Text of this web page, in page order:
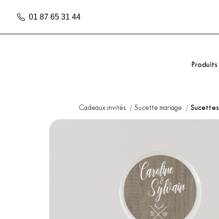
01 87 65 31 44
Produits
Cadeaux invités Sucette mariage